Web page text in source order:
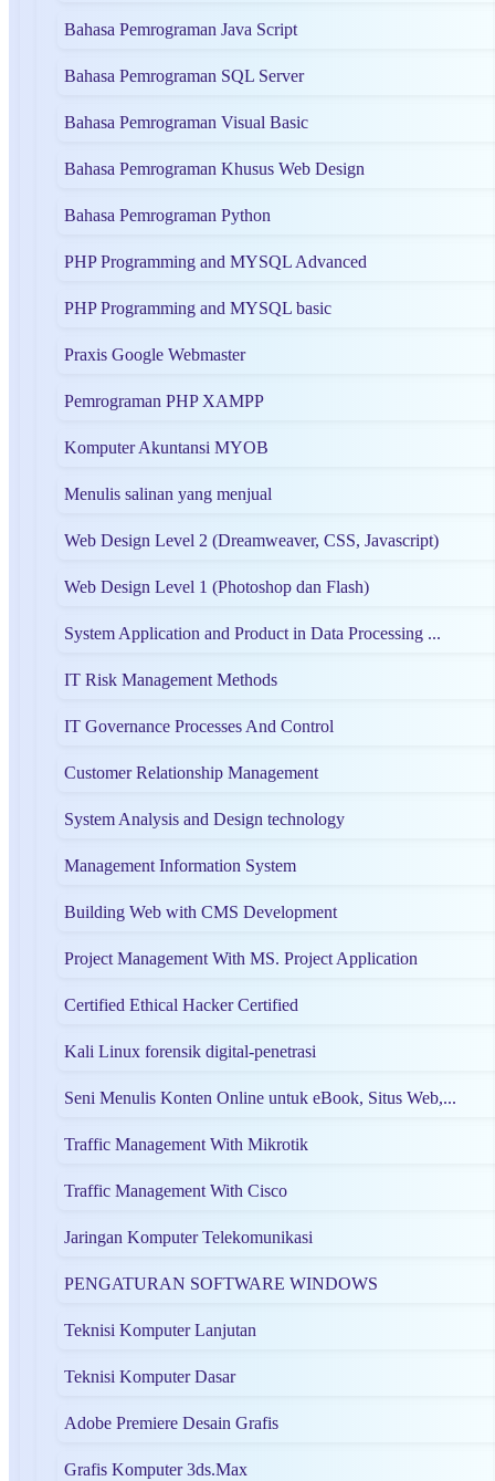
Bahasa Pemrograman Java Script
Bahasa Pemrograman SQL Server
Bahasa Pemrograman Visual Basic
Bahasa Pemrograman Khusus Web Design
Bahasa Pemrograman Python
PHP Programming and MYSQL Advanced
PHP Programming and MYSQL basic
Praxis Google Webmaster
Pemrograman PHP XAMPP
Komputer Akuntansi MYOB
Menulis salinan yang menjual
Web Design Level 2 (Dreamweaver, CSS, Javascript)
Web Design Level 1 (Photoshop dan Flash)
System Application and Product in Data Processing ...
IT Risk Management Methods
IT Governance Processes And Control
Customer Relationship Management
System Analysis and Design technology
Management Information System
Building Web with CMS Development
Project Management With MS. Project Application
Certified Ethical Hacker Certified
Kali Linux forensik digital-penetrasi
Seni Menulis Konten Online untuk eBook, Situs Web,...
Traffic Management With Mikrotik
Traffic Management With Cisco
Jaringan Komputer Telekomunikasi
PENGATURAN SOFTWARE WINDOWS
Teknisi Komputer Lanjutan
Teknisi Komputer Dasar
Adobe Premiere Desain Grafis
Grafis Komputer 3ds.Max